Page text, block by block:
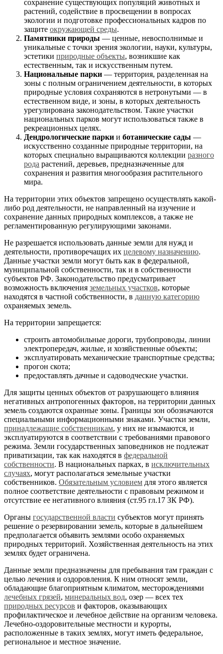
сохранение существующих популяций животных и
растений, содействие в просвещении в вопросах
экологии и подготовке профессиональных кадров по
защите окружающей среды.
Памятники природы — ценные, невосполнимые и
уникальные с точки зрения экологии, науки, культуры,
эстетики природные объекты, возникшие как
естественным, так и искусственным путем.
Национальные парки — территория, разделенная на
зоны с полным ограничением деятельности, в которых
природные условия сохраняются в нетронутыми — в
естественном виде, и зоны, в которых деятельность
урегулирована законодательством. Такие участки
национальных парков могут использоваться также в
рекреационных целях.
Дендрологические парки и ботанические сады —
искусственно созданные природные территории, на
которых специально выращиваются коллекции разного
рода растений, деревьев, предназначенные для
сохранения и развития многообразия растительного
мира.
На территории этих объектов запрещено осуществлять какой-
либо род деятельности, не направленный на изучение и
сохранение данных природных комплексов, а также не
регламентированную регулирующими законами.
Не разрешается использовать данные земли для нужд и
деятельности, противоречащих их целевому назначению.
Данные участки земли могут быть как в федеральной,
муниципальной собственности, так и в собственности
субъектов РФ. Законодательство предусматривает
возможность включения земельных участков, которые
находятся в частной собственности, в данную категорию
охраняемых земель.
На территории запрещается:
строить автомобильные дороги, трубопроводы, линии
электропередач, жилые, и хозяйственные объекты;
эксплуатировать механические транспортные средства;
прогон скота;
предоставлять дачные и садоводческие участки.
Для защиты ценных объектов от разрушающего влияния
негативных антропогенных факторов, на территории данных
земель создаются охранные зоны. Границы зон обозначаются
специальными информационными знаками. Участки земли,
принадлежащие собственникам, у них не изымаются, и
эксплуатируются в соответствии с требованиями правового
режима. Земли государственных заповедников не подлежат
приватизации, так как находятся в федеральной
собственности. В национальных парках, в исключительных
случаях, могут располагаться земельные участки
собственников. Обязательным условием для этого является
полное соответствие деятельности с правовым режимом и
отсутствие ее негативного влияния (ст.95 гл.17 ЗК РФ).
Органы государственной власти субъектов могут принять
решение о резервировании земель, которые в дальнейшем
предполагается объявить землями особо охраняемых
природных территорий. Хозяйственная деятельность на этих
землях будет ограничена.
Данные земли предназначены для пребывания там граждан с
целью лечения и оздоровления. К ним относят земли,
обладающие благоприятным климатом, месторождениями
лечебных грязей, минеральных вод, озер — всех тех
природных ресурсов и факторов, оказывающих
профилактическое и лечебное действие на организм человека.
Лечебно-оздоровительные местности и курорты,
расположенные в таких землях, могут иметь федеральное,
региональное и местное значение.